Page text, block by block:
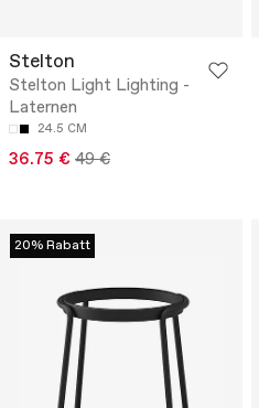
Stelton
Stelton Light Lighting -
Laternen
24.5 CM
36.75 € 49 €
20% Rabatt